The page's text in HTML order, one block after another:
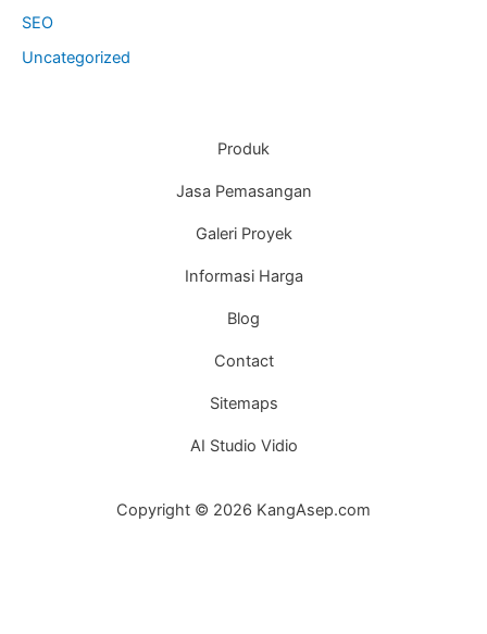
SEO
Uncategorized
Produk
Jasa Pemasangan
Galeri Proyek
Informasi Harga
Blog
Contact
Sitemaps
AI Studio Vidio
Copyright © 2026 KangAsep.com